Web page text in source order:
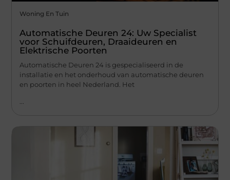
Woning En Tuin
Automatische Deuren 24: Uw Specialist
voor Schuifdeuren, Draaideuren en
Elektrische Poorten
Automatische Deuren 24 is gespecialiseerd in de
installatie en het onderhoud van automatische deuren
en poorten in heel Nederland. Het